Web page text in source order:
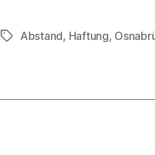
Schlagwörter
Abstand, Haftung,